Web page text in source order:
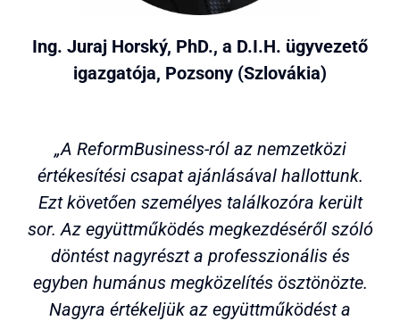
Ing. Juraj Horský, PhD., a D.I.H. ügyvezető
igazgatója, Pozsony (Szlovákia)
„A ReformBusiness-ról az nemzetközi
értékesítési csapat ajánlásával hallottunk.
Ezt követően személyes találkozóra került
sor. Az együttműködés megkezdéséről szóló
döntést nagyrészt a professzionális és
egyben humánus megközelítés ösztönözte.
Nagyra értékeljük az együttműködést a